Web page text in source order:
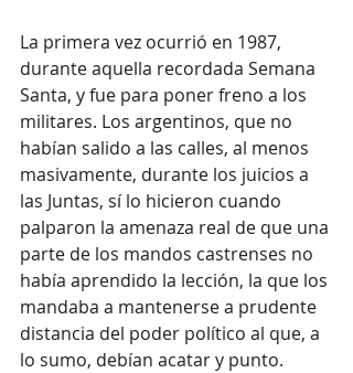
La primera vez ocurrió en 1987,
durante aquella recordada Semana
Santa, y fue para poner freno a los
militares. Los argentinos, que no
habían salido a las calles, al menos
masivamente, durante los juicios a
las Juntas, sí lo hicieron cuando
palparon la amenaza real de que una
parte de los mandos castrenses no
había aprendido la lección, la que los
mandaba a mantenerse a prudente
distancia del poder político al que, a
lo sumo, debían acatar y punto.